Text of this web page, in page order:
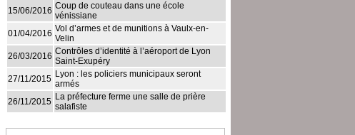
15/06/2016 Coup de couteau dans une école
vénissiane
01/04/2016 Vol d’armes et de munitions à Vaulx-en-
Velin
26/03/2016 Contrôles d’identité à l’aéroport de Lyon
Saint-Exupéry
27/11/2015 Lyon : les policiers municipaux seront
armés
26/11/2015 La préfecture ferme une salle de prière
salafiste